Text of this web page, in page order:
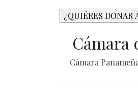
Cámara
Cámara